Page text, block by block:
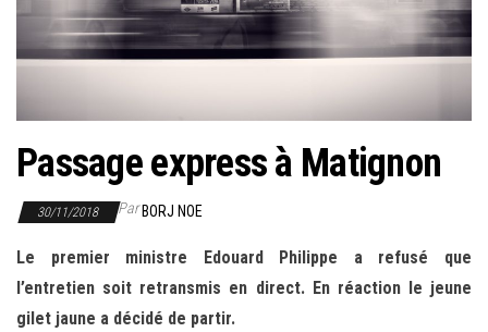
l
a
a
Passage express à Matignon
30/11/2018 ParBORJ NOE
Le premier ministre Edouard Philippe a refusé que
l’entretien soit retransmis en direct. En réaction le jeune
gilet jaune a décidé de partir.